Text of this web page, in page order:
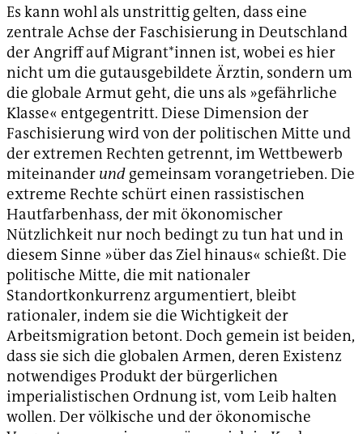
Es kann wohl als unstrittig gelten, dass eine
zentrale Achse der Faschisierung in Deutschland
der Angriff auf Migrant*innen ist, wobei es hier
nicht um die gutausgebildete Ärztin, sondern um
die globale Armut geht, die uns als »gefährliche
Klasse« entgegentritt. Diese Dimension der
Faschisierung wird von der politischen Mitte und
der extremen Rechten getrennt, im Wettbewerb
miteinander und gemeinsam vorangetrieben. Die
extreme Rechte schürt einen rassistischen
Hautfarbenhass, der mit ökonomischer
Nützlichkeit nur noch bedingt zu tun hat und in
diesem Sinne »über das Ziel hinaus« schießt. Die
politische Mitte, die mit nationaler
Standortkonkurrenz argumentiert, bleibt
rationaler, indem sie die Wichtigkeit der
Arbeitsmigration betont. Doch gemein ist beiden,
dass sie sich die globalen Armen, deren Existenz
notwendiges Produkt der bürgerlichen
imperialistischen Ordnung ist, vom Leib halten
wollen. Der völkische und der ökonomische